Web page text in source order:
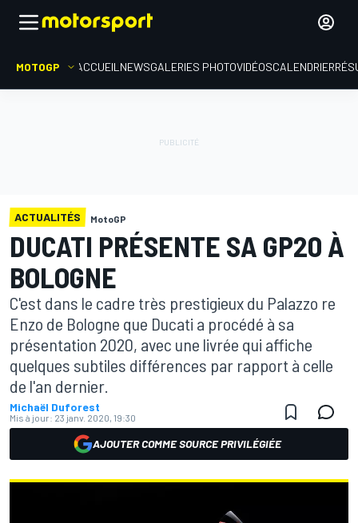
MOTOGP ACCUEIL NEWSGALERIES PHOTOVIDÉOSCALENDRIER
ACTUALITÉS MotoGP
DUCATI PRÉSENTE SA GP20 À
BOLOGNE
C'est dans le cadre très prestigieux du Palazzo re
Enzo de Bologne que Ducati a procédé à sa
présentation 2020, avec une livrée qui affiche
quelques subtiles différences par rapport à celle
de l'an dernier.
Michaël Duforest
Mis à jour: 23 janv. 2020, 19:30
AJOUTER COMME SOURCE PRIVILÉGIÉE